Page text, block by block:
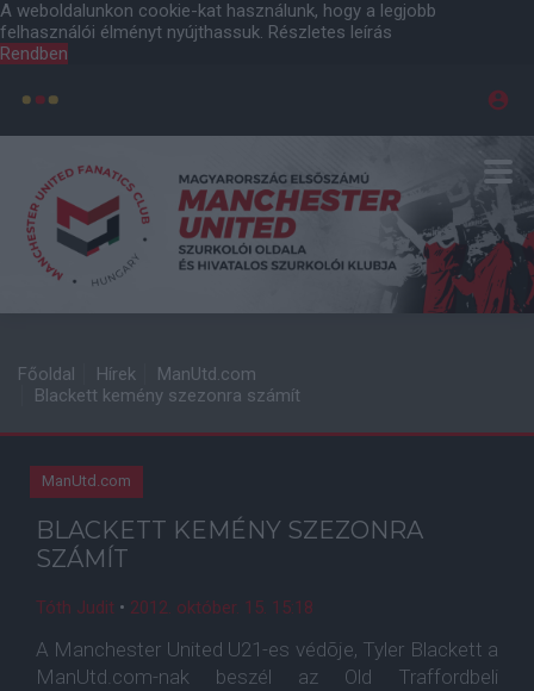
A weboldalunkon cookie-kat használunk, hogy a legjobb
felhasználói élményt nyújthassuk. Részletes leírás
Rendben
Főoldal Hírek
ManUtd.com
Blackett kemény szezonra számít
ManUtd.com
BLACKETT KEMÉNY SZEZONRA
SZÁMÍT
Tóth Judit • 2012. október. 15. 15:18
A Manchester United U21-es védõje, Tyler Blackett a
ManUtd.com-nak beszél az Old Traffordbeli